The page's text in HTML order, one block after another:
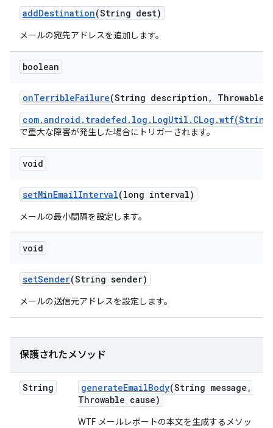
addDestination(String dest)
メールの宛先アドレスを追加します。
boolean
onTerribleFailure(String description ,
Throwable
で重大な障害が発生した場合にトリガーされます。
void
setMinEmailInterval(long interval)
メールの最小間隔を設定します。
void
setSender(String sender)
メールの送信元アドレスを設定します。
保護されたメソッド
String generateEmailBody(String message ,
Throwable cause)
WTF メールレポートの本文を生成するメソッ